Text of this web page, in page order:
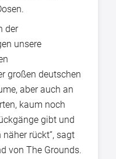
der
unsere
großen deutschen
aber auch an
kaum noch
gibt und
rückt“, sagt
von The Grounds.